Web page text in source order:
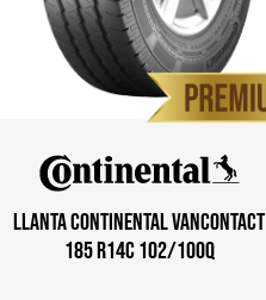
Llanta CONTINENTAL VANCONTACT
185 R14C 102/100Q